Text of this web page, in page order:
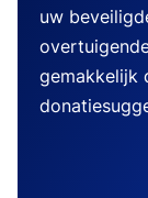
uw
gemakkelijk